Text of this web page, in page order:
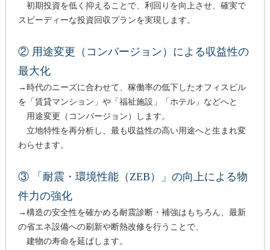
初期投資を低く抑えることで、利回りを向上させ、確実で
スピーディーな投資回収プランを実現します。
② 用途変更（コンバージョン）による収益性の
最大化
→時代のニーズに合わせて、稼働率の低下したオフィスビル
を「賃貸マンション」や「福祉施設」「ホテル」などへと
用途変更（コンバージョン）します。
立地特性を再分析し、最も収益性の高い用途へと生まれ変
わらせます。
③ 「耐震・環境性能（ZEB）」の向上による物
件力の強化
→構造の安全性を確かめる耐震診断・補強はもちろん、最新
の省エネ設備への刷新や断熱改修を行うことで、
建物の寿命を延ばします。